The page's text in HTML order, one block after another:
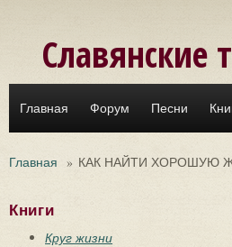
Славянские
Главная Форум Песни
Главная » КАК НАЙТИ ХОРОШУЮ
Книги
Круг жизни